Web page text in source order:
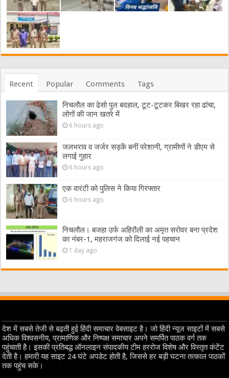
Recent Popular Comments Tags
निचलौल का ढेसो पुल बदहाल, टूट-टूटकर बिखर रहा ढांचा,
लोगों की जान खतरे में
6 hours ago
जलभराव व जर्जर सड़कें बनीं परेशानी, ग्रामीणों ने डीएम से
लगाई गुहार
6 hours ago
एक वारंटी को पुलिस ने किया गिरफ्तार
6 hours ago
निचलौल। बजहा उर्फ अहिरौली का अमृत सरोवर बना प्रदेश
का नंबर-1, महराजगंज को दिलाई नई पहचान
1 day ago
देश में सबसे तेजी से बढ़ती हुई हिंदी समाचार वेबसाइट है। जो हिंदी न्यूज साइटों में सबसे
अधिक विश्वसनीय, प्रामाणिक और निष्पक्ष समाचार अपने समर्पित पाठक वर्ग तक
पहुंचाती है। इसकी प्रतिबद्ध ऑनलाइन संपादकीय टीम हररोज विशेष और विस्तृत कंटेंट
देती है। हमारी यह साइट 24 घंटे अपडेट होती है, जिससे हर बड़ी घटना तत्काल पाठकों
तक पहुंच सके।